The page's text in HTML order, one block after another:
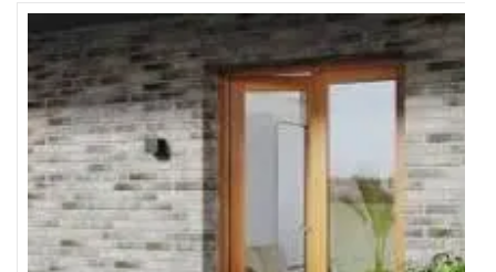
CHEZ
BRICO
ET
POUR